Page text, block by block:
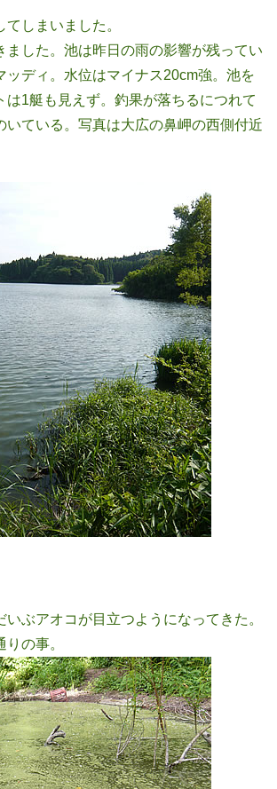
しまいました。
ました。池は昨日の雨の影響が残ってい
ッディ。水位はマイナス20cm強。池を
は1艇も見えず。釣果が落ちるにつれて
いている。写真は大広の鼻岬の西側付近
ぶアオコが目立つようになってきた。
の事。